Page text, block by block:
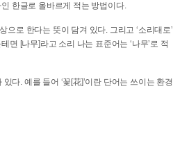
한글로 올바르게 적는 방법이다.
으로 한다는 뜻이 담겨 있다. 그리고 ‘소리대로’
다. 예를 들어 ‘꽃[花]’이란 단어는 쓰이는 환경